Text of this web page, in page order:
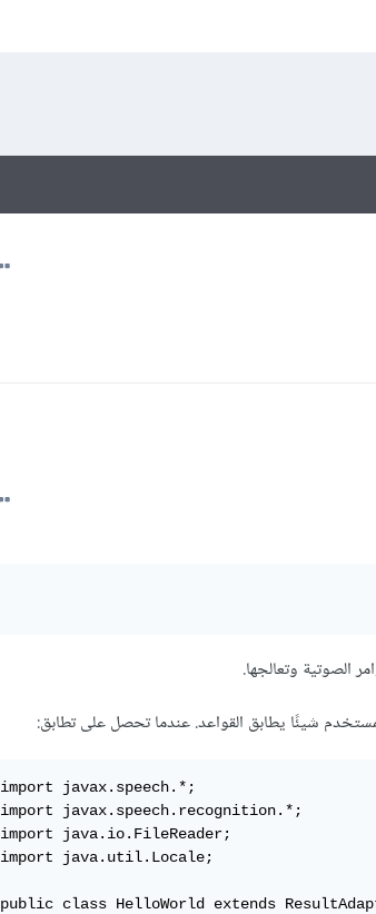
شيئًا يطابق القواعد. عندما تحصل على تطابق:
import javax.speech.*;
import javax.speech.recognition.*;
import java.io.FileReader;
import java.util.Locale;
public class HelloWorld extends